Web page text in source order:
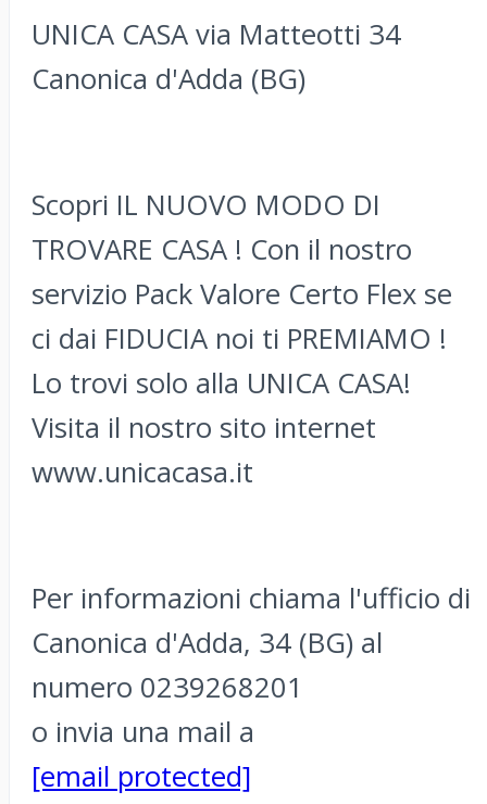
UNICA CASA via Matteotti 34
Canonica d'Adda (BG)
Scopri IL NUOVO MODO DI
TROVARE CASA ! Con il nostro
servizio Pack Valore Certo Flex se
ci dai FIDUCIA noi ti PREMIAMO !
Lo trovi solo alla UNICA CASA!
Visita il nostro sito internet
www.unicacasa.it
Per informazioni chiama l'ufficio di
Canonica d'Adda, 34 (BG) al
numero 0239268201
o invia una mail a
[email protected]